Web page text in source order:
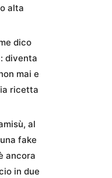
alta
dico
diventa
mai e
ricetta
al
fake
ancora
in due